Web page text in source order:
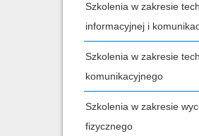
Szkolenia w zakresie
informacyjnej i
Szkolenia w zakresie
komunikacyjnego
Szkolenia w zakresie
fizycznego